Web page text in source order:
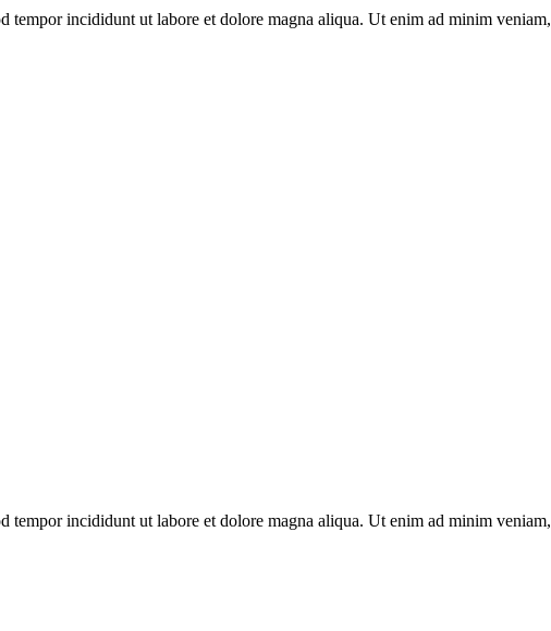
tempor incididunt ut labore et dolore magna aliqua. Ut enim ad minim
tempor incididunt ut labore et dolore magna aliqua. Ut enim ad minim